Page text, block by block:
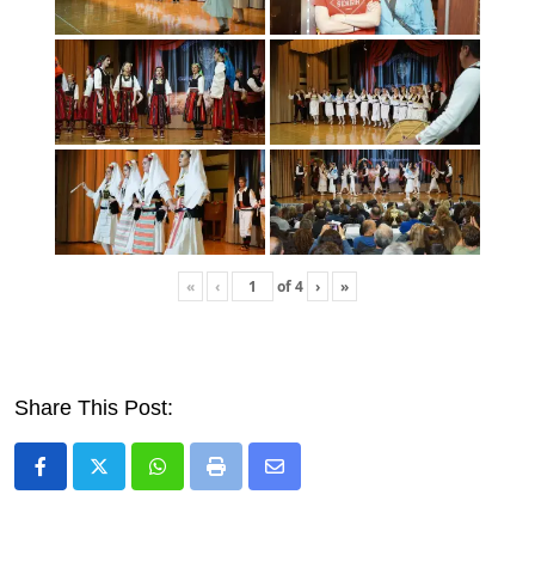
« ‹ of4 › »
Share This Post:
Whatsapp
Print
Share